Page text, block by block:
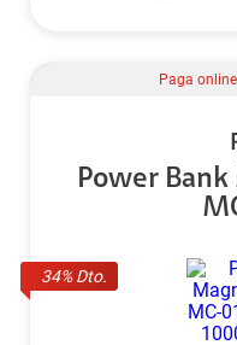
34% Dto.
Paga
Power